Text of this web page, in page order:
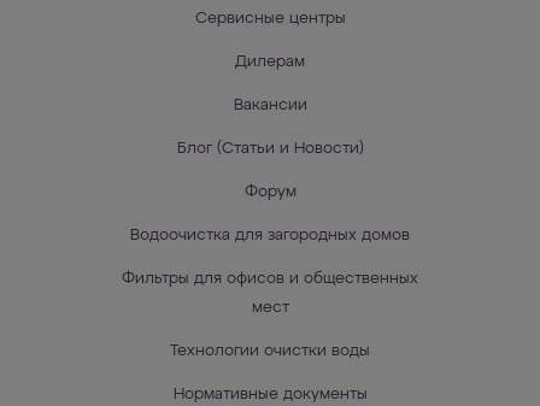
Сервисные центры
Дилерам
Вакансии
Блог (Статьи и Новости)
Форум
Водоочистка для загородных домов
Фильтры для офисов и общественных
мест
Технологии очистки воды
Нормативные документы